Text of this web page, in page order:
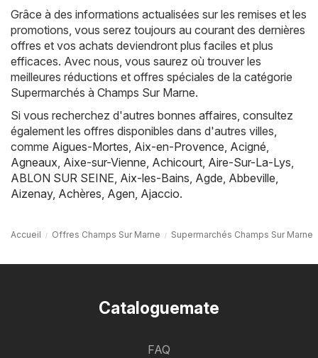
Grâce à des informations actualisées sur les remises et les
promotions, vous serez toujours au courant des dernières
offres et vos achats deviendront plus faciles et plus
efficaces. Avec nous, vous saurez où trouver les
meilleures réductions et offres spéciales de la catégorie
Supermarchés à Champs Sur Marne.
Si vous recherchez d'autres bonnes affaires, consultez
également les offres disponibles dans d'autres villes,
comme Aigues-Mortes, Aix-en-Provence, Acigné,
Agneaux, Aixe-sur-Vienne, Achicourt, Aire-Sur-La-Lys,
ABLON SUR SEINE, Aix-les-Bains, Agde, Abbeville,
Aizenay, Achères, Agen, Ajaccio.
Accueil Offres Champs Sur Marne Supermarchés Champs Sur Marne
Cataloguemate
FAQ